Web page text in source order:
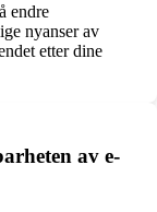
endre
nyanser av
etter dine
av e-